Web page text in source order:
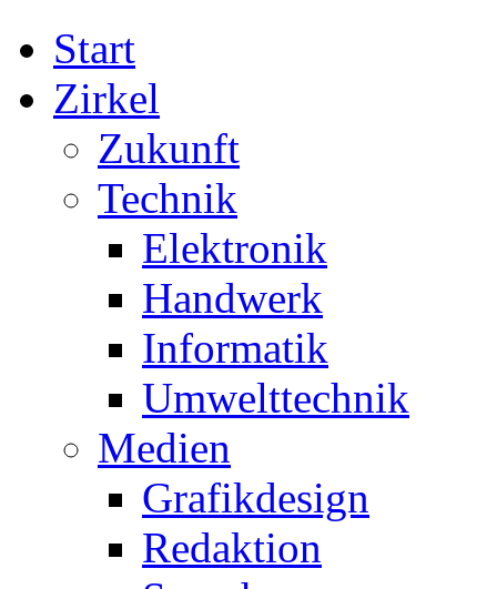
Start
Zirkel
Zukunft
Technik
Elektronik
Handwerk
Informatik
Umwelttechnik
Medien
Grafikdesign
Redaktion